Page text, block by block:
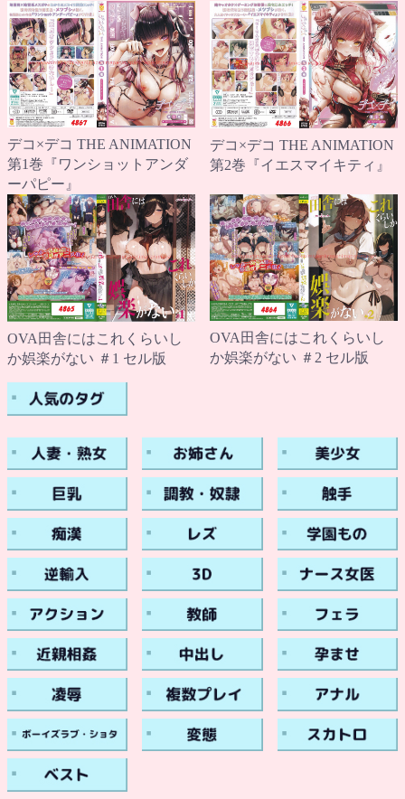
デコ×デコ THE ANIMATION
第1巻『ワンショットアンダ
ーパピー』
デコ×デコ THE ANIMATION
第2巻『イエスマイキティ』
OVA田舎にはこれくらいし
か娯楽がない ＃1 セル版
OVA田舎にはこれくらいし
か娯楽がない ＃2 セル版